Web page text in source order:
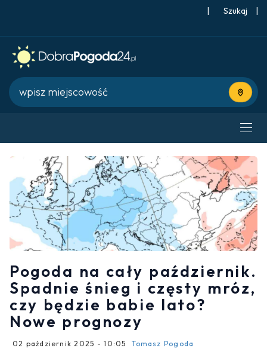
| |
Użyj
Pogoda na cały październik.
Spadnie śnieg i częsty mróz,
czy będzie babie lato?
Nowe prognozy
02 październik 2025 - 10:05 Tomasz Pogoda